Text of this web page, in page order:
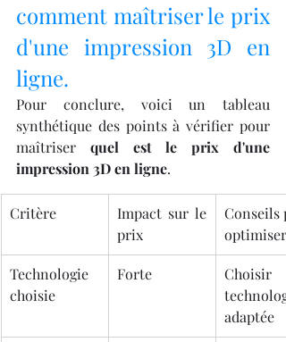
comment maîtriser le prix
d'une impression 3D en
ligne.
Pour conclure, voici un tableau
synthétique des points à vérifier pour
maîtriser quel est le prix d'une
impression 3D en ligne.
Critère
Impact sur le
prix
Conseils
optimiser
Technologie
choisie
Forte
adaptée